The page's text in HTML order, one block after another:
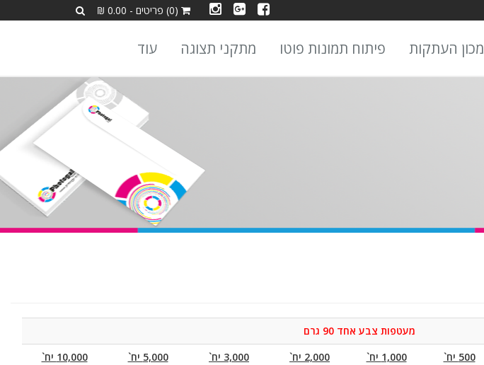
(0) פריטים - 0.00 ₪
מכון העתקות פיתוח תמונות פוטו מתקני תצוגה עוד
מעטפות צבע אחד 90 גרם
500 יח` 1,000 יח` 2,000 יח` 3,000 יח` 5,000 יח`
10,000 יח`